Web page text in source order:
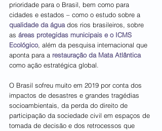
prioridade para o Brasil, bem como para
cidades e estados – como o estudo sobre a
qualidade da água dos rios brasileiros, sobre
as áreas protegidas municipais e o ICMS
Ecológico, além da pesquisa internacional que
aponta para a restauração da Mata Atlântica
como ação estratégica global.
O Brasil sofreu muito em 2019 por conta dos
impactos de desastres e grandes tragédias
socioambientais, da perda do direito de
participação da sociedade civil em espaços de
tomada de decisão e dos retrocessos que